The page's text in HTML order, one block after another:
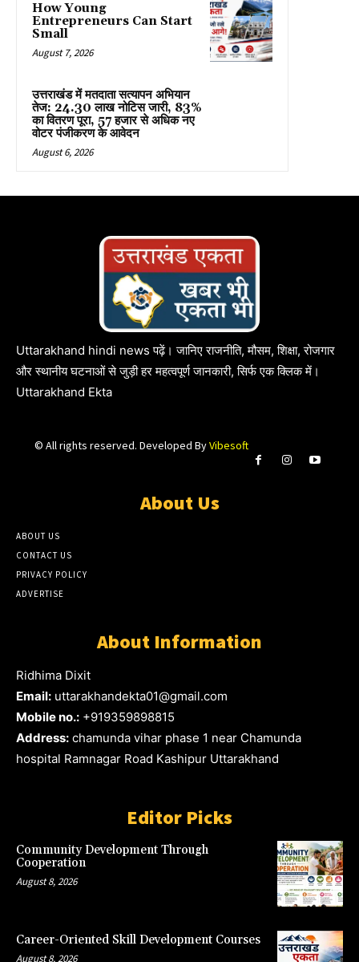
How Young
Entrepreneurs Can Start
Small
August 7, 2026
उत्तराखंड में मतदाता सत्यापन अभियान
तेज: 24.30 लाख नोटिस जारी, 83%
का वितरण पूरा, 57 हजार से अधिक नए
वोटर पंजीकरण के आवेदन
August 6, 2026
Uttarakhand hindi news पढ़ें। जानिए राजनीति, मौसम, शिक्षा, रोजगार
और स्थानीय घटनाओं से जुड़ी हर महत्वपूर्ण जानकारी, सिर्फ एक क्लिक में।
Uttarakhand Ekta
© All rights reserved. Developed ByVibesoft
About Us
ABOUT US
CONTACT US
PRIVACY POLICY
ADVERTISE
About Information
Ridhima Dixit
Email: uttarakhandekta01@gmail.com
Mobile no.: +919359898815
Address: chamunda vihar phase 1 near Chamunda
hospital Ramnagar Road Kashipur Uttarakhand
Editor Picks
Community Development Through
Cooperation
August 8, 2026
Career-Oriented Skill Development Courses
August 8, 2026